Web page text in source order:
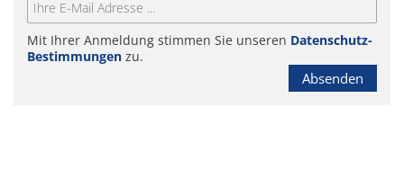
Mit Ihrer Anmeldung stimmen Sie unseren Datenschutz-
Bestimmungen zu.
Absenden